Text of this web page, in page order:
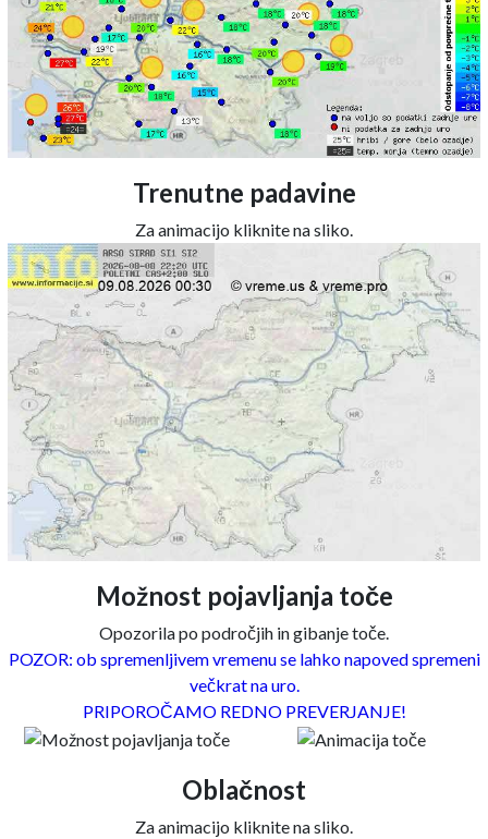
Trenutne padavine
Za animacijo kliknite na sliko.
Možnost pojavljanja toče
Opozorila po področjih in gibanje toče.
POZOR: ob spremenljivem vremenu se lahko napoved spremeni
večkrat na uro.
PRIPOROČAMO REDNO PREVERJANJE!
Oblačnost
Za animacijo kliknite na sliko.